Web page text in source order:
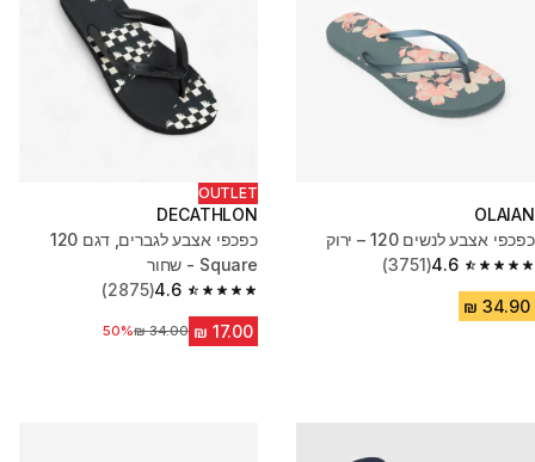
OLAIAN
כפכפי אצבע לנשים 120 – ירוק
4.6
4.6 out of 5 stars from 3751 reviews
(3751)
OUTLET
DECATHLON
כפכפי אצבע לגברים, דגם 120
Square - שחור
4.6
4.6 out of 5 stars from 2875 reviews
(2875)
מחיר לפני הנחה‏34.00 ₪
50%